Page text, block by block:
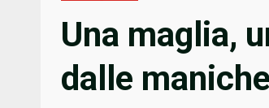
Una maglia,
dalle